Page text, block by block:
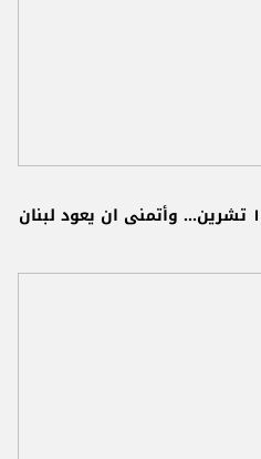
خاص- السا زغيب: أؤيد ثورة ١٧ تشرين... وأتمنى ان يعود لبنان